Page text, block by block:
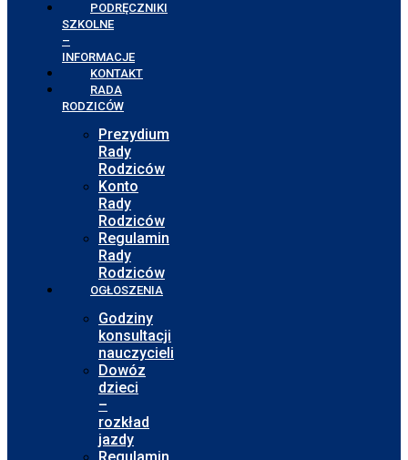
PODRĘCZNIKI
SZKOLNE
–
INFORMACJE
KONTAKT
RADA
RODZICÓW
Prezydium
Rady
Rodziców
Konto
Rady
Rodziców
Regulamin
Rady
Rodziców
OGŁOSZENIA
Godziny
konsultacji
nauczycieli
Dowóz
dzieci
–
rozkład
jazdy